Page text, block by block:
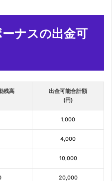
ナスの出金可
残高
出金可能合計額
(円)
1,000
4,000
10,000
20,000